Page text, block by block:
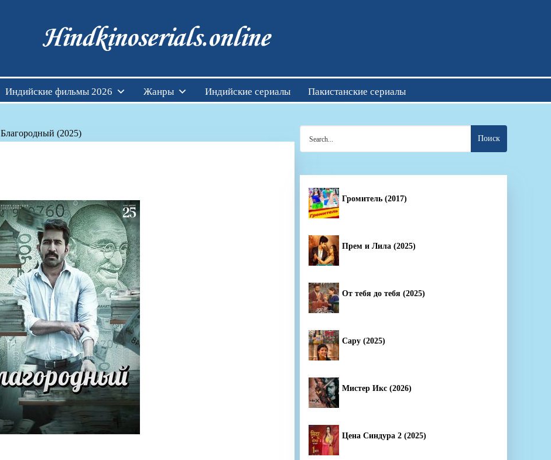
Индийские фильмы смотреть онлайн
Индийские фильмы 2026 Жанры Индийские сериалы Пакистанские сериалы
Благородный (2025)
for:
Громитель (2017)
Прем и Лила (2025)
От тебя до тебя (2025)
Сару (2025)
Мистер Икс (2026)
Цена Синдура 2 (2025)